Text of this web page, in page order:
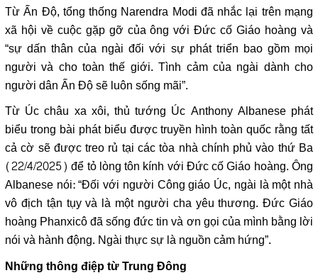
Từ Ấn Độ, tổng thống Narendra Modi đã nhắc lại trên mạng
xã hội về cuộc gặp gỡ của ông với Đức cố Giáo hoàng và
“sự dấn thân của ngài đối với sự phát triển bao gồm mọi
người và cho toàn thế giới. Tình cảm của ngài dành cho
người dân Ấn Độ sẽ luôn sống mãi”.
Từ Úc châu xa xôi, thủ tướng Úc Anthony Albanese phát
biểu trong bài phát biểu được truyền hình toàn quốc rằng tất
cả cờ sẽ được treo rủ tại các tòa nhà chính phủ vào thứ Ba
(22/4/2025) để tỏ lòng tôn kính với Đức cố Giáo hoàng. Ông
Albanese nói: “Đối với người Công giáo Úc, ngài là một nhà
vô địch tận tụy và là một người cha yêu thương. Đức Giáo
hoàng Phanxicô đã sống đức tin và ơn gọi của mình bằng lời
nói và hành động. Ngài thực sự là nguồn cảm hứng”.
Những thông điệp từ Trung Đông